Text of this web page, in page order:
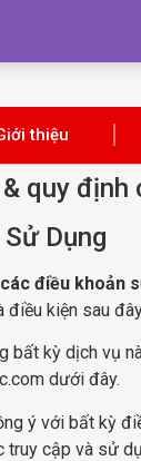
thiệu
quy định
Dụng
điều khoản
điều kiện sau
bất kỳ dịch vụ
dưới đây.
ý với bất kỳ
truy cập và sử